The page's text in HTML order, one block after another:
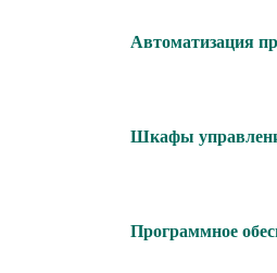
Автоматизация
Шкафы
Программное